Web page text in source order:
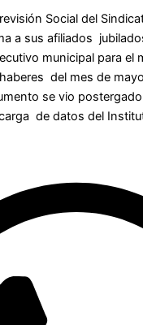
Social del
a sus afiliados
municipal para el
del mes de
se vio
de datos del